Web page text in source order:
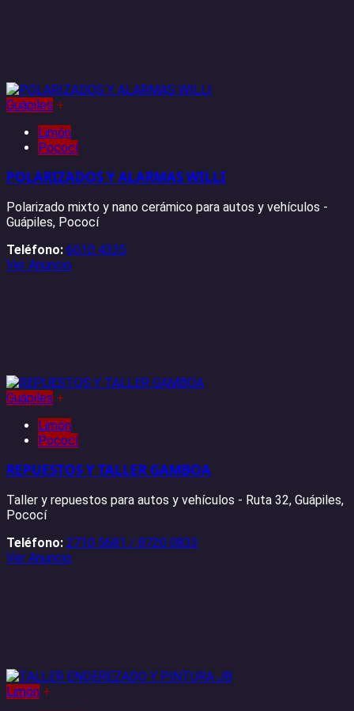
Guápiles +
Limón
Pococí
POLARIZADOS Y ALARMAS WILLI
Polarizado mixto y nano cerámico para autos y vehículos -
Guápiles, Pococí
Teléfono: 6010 4335
Ver Anuncio
Guápiles +
Limón
Pococí
REPUESTOS Y TALLER GAMBOA
Taller y repuestos para autos y vehículos - Ruta 32, Guápiles,
Pococí
Teléfono: 2710 5681 / 8720 0833
Ver Anuncio
Limón +